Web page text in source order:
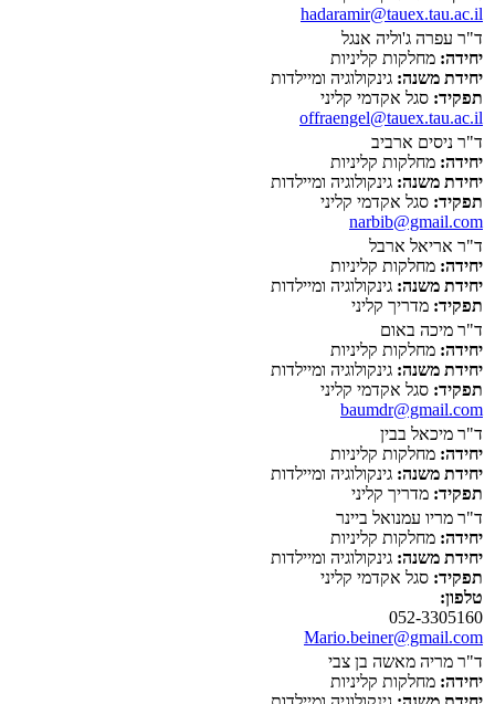
hadaramir@tauex.tau.ac.il
ד"ר עפרה ג'וליה אנגל
יחידה: מחלקות קליניות
יחידת משנה: גינקולוגיה ומיילדות
תפקיד: סגל אקדמי קליני
offraengel@tauex.tau.ac.il
ד"ר ניסים ארביב
יחידה: מחלקות קליניות
יחידת משנה: גינקולוגיה ומיילדות
תפקיד: סגל אקדמי קליני
narbib@gmail.com
ד"ר אריאל ארבל
יחידה: מחלקות קליניות
יחידת משנה: גינקולוגיה ומיילדות
תפקיד: מדריך קליני
ד"ר מיכה באום
יחידה: מחלקות קליניות
יחידת משנה: גינקולוגיה ומיילדות
תפקיד: סגל אקדמי קליני
baumdr@gmail.com
ד"ר מיכאל בבין
יחידה: מחלקות קליניות
יחידת משנה: גינקולוגיה ומיילדות
תפקיד: מדריך קליני
ד"ר מריו עמנואל ביינר
יחידה: מחלקות קליניות
יחידת משנה: גינקולוגיה ומיילדות
תפקיד: סגל אקדמי קליני
טלפון:
052-3305160
Mario.beiner@gmail.com
ד"ר מריה מאשה בן צבי
יחידה: מחלקות קליניות